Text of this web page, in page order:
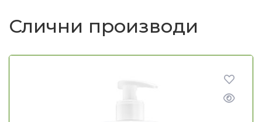
Слични производи